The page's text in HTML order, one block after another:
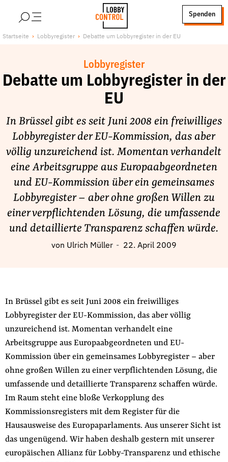
LobbyControl
Spenden
Über uns
Finanzierung
Publikationen und Material
Lobbykritische Stadtführungen
Unsere Schwerpunkte
Lobbykontrolle und Regeln
Lobbyismus und Klima
Macht der Digitalkonzerne
Spenden & Fördern
Fördermitglied werden
Jetzt Spenden
Projektspende
Testamentsspende
Presse
Newsletter
Kontakt
Impressum
Suche
auf
Startseite Lobbyregister Debatte um Lobbyregister in der EU
Lobbyregister
Debatte um Lobbyregister in der
EU
In Brüssel gibt es seit Juni 2008 ein freiwilliges
Lobbyregister der EU-Kommission, das aber
völlig unzureichend ist. Momentan verhandelt
eine Arbeitsgruppe aus Europaabgeordneten
und EU-Kommission über ein gemeinsames
Lobbyregister – aber ohne großen Willen zu
einer verpflichtenden Lösung, die umfassende
und detaillierte Transparenz schaffen würde.
von Ulrich Müller 22. April 2009
In Brüssel gibt es seit Juni 2008 ein freiwilliges
Lobbyregister der EU-Kommission, das aber völlig
unzureichend ist. Momentan verhandelt eine
Arbeitsgruppe aus Europaabgeordneten und EU-
Kommission über ein gemeinsames Lobbyregister – aber
ohne großen Willen zu einer verpflichtenden Lösung, die
umfassende und detaillierte Transparenz schaffen würde.
Im Raum steht eine bloße Verkopplung des
Kommissionsregisters mit dem Register für die
Hausausweise des Europaparlaments. Aus unserer Sicht ist
das ungenügend. Wir haben deshalb gestern mit unserer
europäischen Allianz für Lobby-Transparenz und ethische